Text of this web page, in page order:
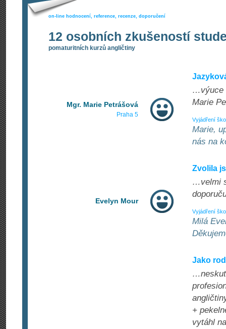
on-line hodnocení, reference, recenze, doporučení
12 osobních zkušeností
pomaturitních kurzů angličtiny
Mgr. Marie Petrášová
Praha 5
…výuce
Marie
Vyjádření
Marie,
nás na
Evelyn Mour
Zvolila
…velmi
Vyjádření
Milá
Jako
+
vytáhl